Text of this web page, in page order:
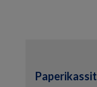
Paperikassit